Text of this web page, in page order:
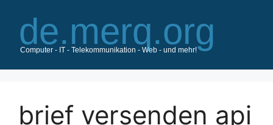
Inhalt
springen
brief versenden api